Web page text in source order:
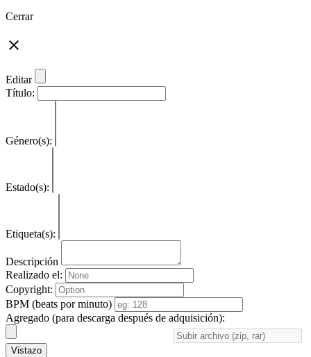
Cerrar
Editar
Título:
Género(s):
Estado(s):
Etiqueta(s):
Descripción
Realizado el:
Copyright:
BPM (beats por minuto)
Agregado (para descarga después de adquisición):
Vistazo